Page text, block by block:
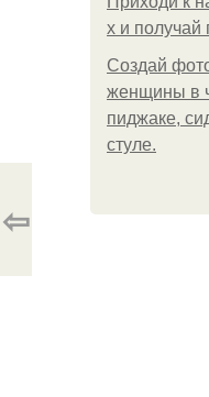
х и получай
Создай
женщины в
пиджаке,
стуле.
⇦